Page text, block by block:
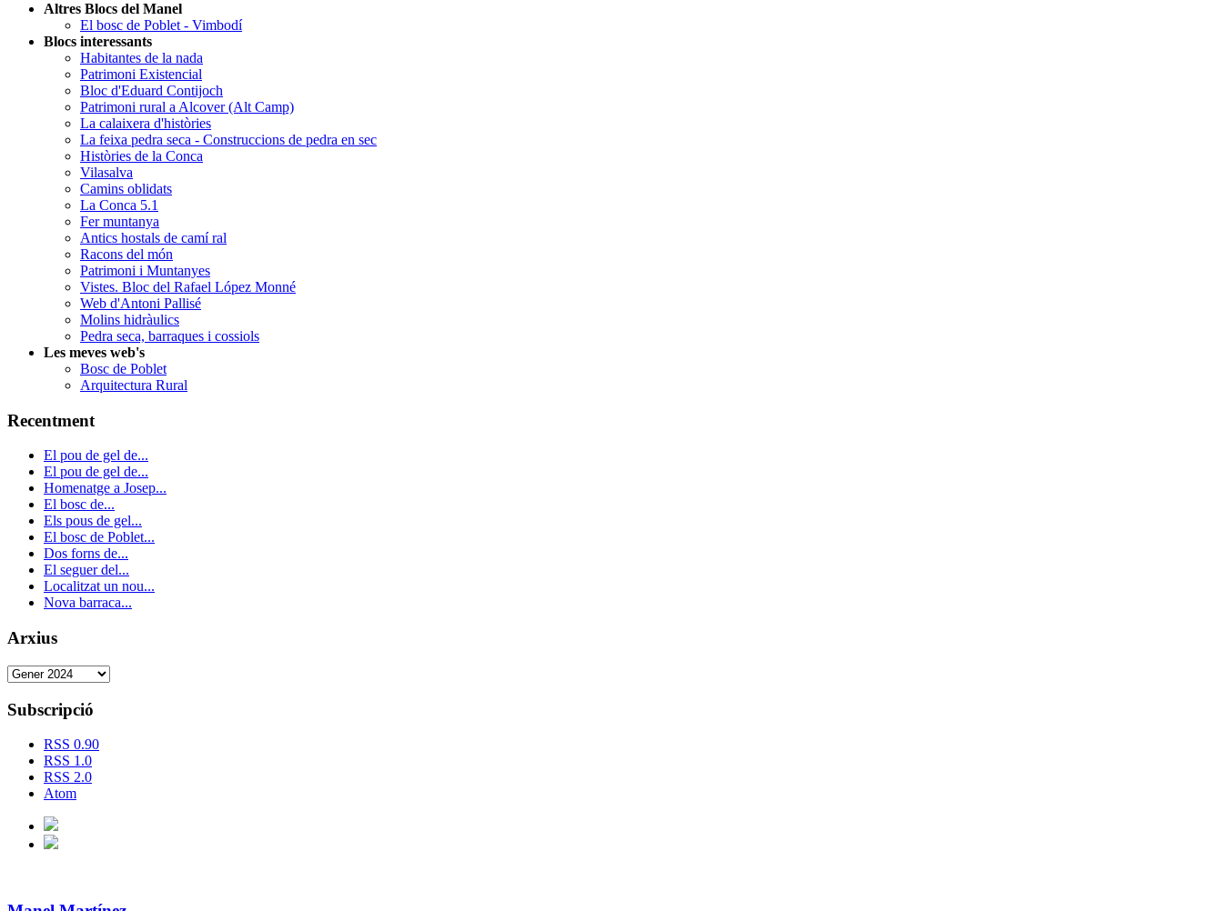
Altres Blocs del Manel
El bosc de Poblet - Vimbodí
Blocs interessants
Habitantes de la nada
Patrimoni Existencial
Bloc d'Eduard Contijoch
Patrimoni rural a Alcover (Alt Camp)
La calaixera d'històries
La feixa pedra seca - Construccions de pedra en sec
Històries de la Conca
Vilasalva
Camins oblidats
La Conca 5.1
Fer muntanya
Antics hostals de camí ral
Racons del món
Patrimoni i Muntanyes
Vistes. Bloc del Rafael López Monné
Web d'Antoni Pallisé
Molins hidràulics
Pedra seca, barraques i cossiols
Les meves web's
Bosc de Poblet
Arquitectura Rural
Recentment
El pou de gel de...
El pou de gel de...
Homenatge a Josep...
El bosc de...
Els pous de gel...
El bosc de Poblet...
Dos forns de...
El seguer del...
Localitzat un nou...
Nova barraca...
Arxius
Subscripció
RSS 0.90
RSS 1.0
RSS 2.0
Atom